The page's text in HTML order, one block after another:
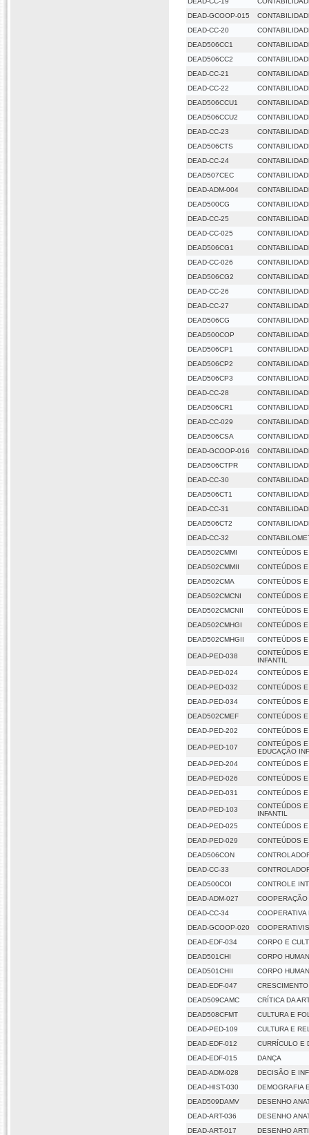
DEAD-GCOOP-015
DEAD-CC-20
DEAD506CC1
DEAD506CC2
DEAD-CC-21
DEAD-CC-22
DEAD506CCU1
DEAD506CCU2
DEAD-CC-23
DEAD506CTS
DEAD-CC-24
DEAD507CEC
DEAD-ADM-004
DEAD500CG
DEAD-CC-25
DEAD-CC-025
DEAD506CG1
DEAD-CC-026
DEAD506CG2
DEAD-CC-26
DEAD-CC-27
DEAD506CG
DEAD500COP
DEAD506CP1
DEAD506CP2
DEAD506CP3
DEAD-CC-28
DEAD506CR1
DEAD-CC-029
DEAD506CSA
DEAD-GCOOP-016
DEAD506CTPR
DEAD-CC-30
DEAD506CT1
DEAD-CC-31
DEAD506CT2
DEAD-CC-32
DEAD502CMMI
CONTEÚDOS
DEAD502CMMII
CONTEÚDOS
DEAD502CMA
CONTEÚDOS
DEAD502CMCNI
CONTEÚDOS
DEAD502CMCNII
CONTEÚDOS
DEAD502CMHGI
CONTEÚDOS
DEAD502CMHGII
CONTEÚDOS
DEAD-PED-038
CONTEÚDOS
INFANTIL
DEAD-PED-024
CONTEÚDOS
DEAD-PED-032
CONTEÚDOS
DEAD-PED-034
CONTEÚDOS
DEAD502CMEF
CONTEÚDOS
DEAD-PED-202
CONTEÚDOS
DEAD-PED-107
CONTEÚDOS
EDUCAÇÃO
DEAD-PED-204
CONTEÚDOS
DEAD-PED-026
CONTEÚDOS
DEAD-PED-031
CONTEÚDOS
DEAD-PED-103
CONTEÚDOS
INFANTIL
DEAD-PED-025
CONTEÚDOS
DEAD-PED-029
CONTEÚDOS
DEAD506CON
DEAD-CC-33
DEAD500COI
CONTROLE
DEAD-ADM-027
DEAD-CC-34
DEAD-GCOOP-020
DEAD-EDF-034
CORPO E
DEAD501CHI
CORPO
DEAD501CHII
CORPO
DEAD-EDF-047
DEAD509CAMC
CRÍTICA DA
DEAD508CFMT
CULTURA E
DEAD-PED-109
CULTURA E
DEAD-EDF-012
CURRÍCULO E
DEAD-EDF-015
DANÇA
DEAD-ADM-028
DECISÃO E
DEAD-HIST-030
DEMOGRAFIA
DEAD509DAMV
DESENHO
DEAD-ART-036
DESENHO
DEAD-ART-017
DESENHO